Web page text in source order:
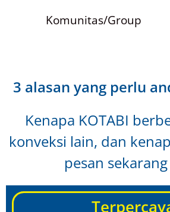
Komunitas/Group
3 alasan yang perlu
Kenapa KOTABI
konveksi lain, dan
pesan